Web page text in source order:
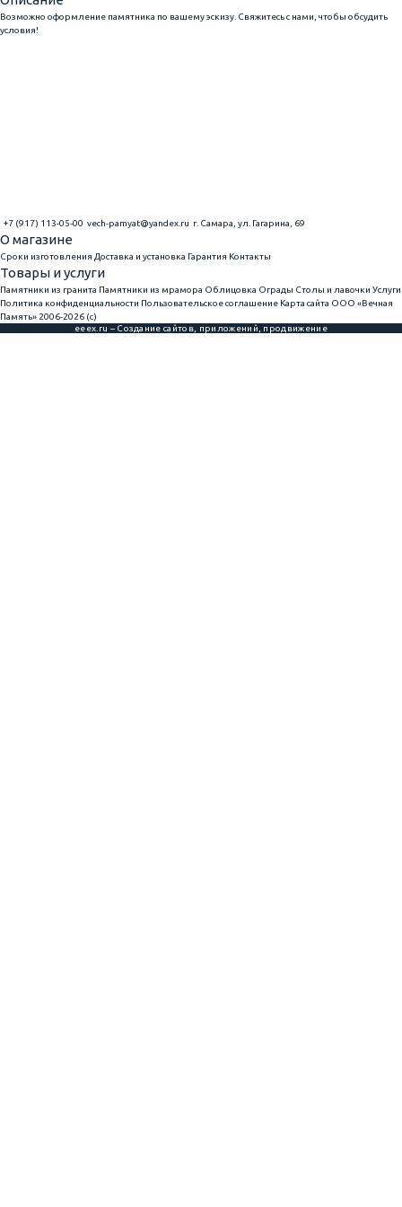
Возможно оформление памятника по вашему эскизу. Свяжитесь с нами, чтобы обсудить
условия!
+7 (917) 113-05-00 vech-pamyat@yandex.ru г. Самара, ул. Гагарина, 69
О магазине
Сроки изготовления Доставка и установка Гарантия Контакты
Товары и услуги
Памятники из гранита Памятники из мрамора Облицовка Ограды Столы и лавочки Услуги
Политика конфиденциальности Пользовательское соглашение Карта сайта ООО «Вечная
Память» 2006-2026 (с)
eeex.ru – Создание сайтов, приложений, продвижение